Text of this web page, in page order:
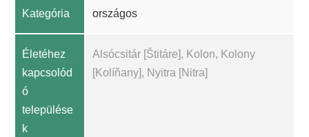
Kategória országos
Életéhez
kapcsolód
ó
települése
k
Alsócsitár [Štitáre], Kolon, Kolony
[Kolíňany], Nyitra [Nitra]